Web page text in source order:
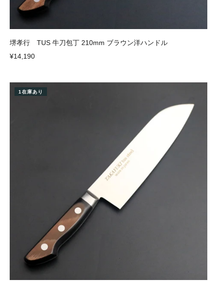
堺孝行 TUS 牛刀包丁 210mm ブラウン洋ハンドル
¥14,190
1在庫あり